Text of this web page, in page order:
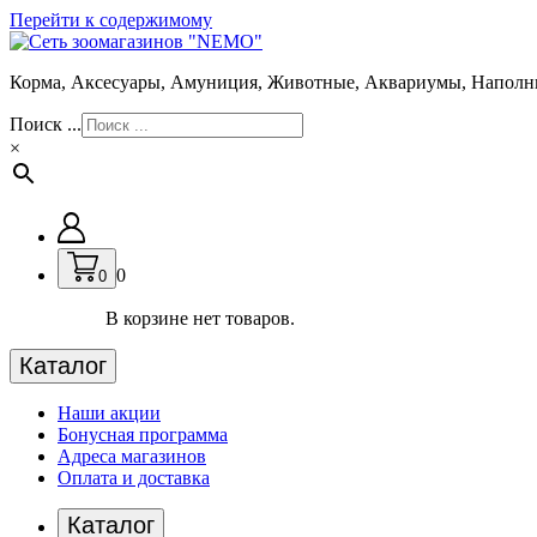
Перейти к содержимому
Корма, Аксесуары, Амуниция, Животные, Аквариумы,
Поиск ...
×
0 0
В корзине нет товаров.
Каталог
Наши акции
Бонусная программа
Адреса магазинов
Оплата и доставка
Каталог